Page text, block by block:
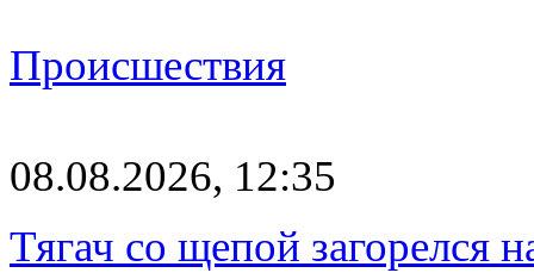
Происшествия
08.08.2026, 12:35
Тягач со щепой загорелся